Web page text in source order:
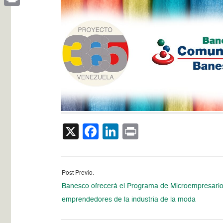
X Facebook
LinkedIn
Post Previo:
Banesco ofrecerá el Programa de
emprendedores de la industria de la moda